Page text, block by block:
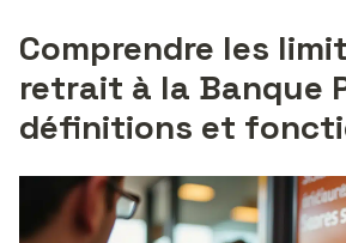
Comprendre les
retrait à la Banque
définitions et